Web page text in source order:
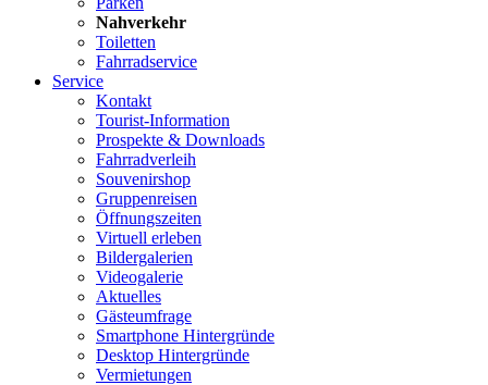
Nahverkehr
Toiletten
Fahrradservice
Service
Kontakt
Tourist-Information
Prospekte & Downloads
Fahrradverleih
Souvenirshop
Gruppenreisen
Öffnungszeiten
Virtuell erleben
Bildergalerien
Videogalerie
Aktuelles
Gästeumfrage
Smartphone Hintergründe
Desktop Hintergründe
Vermietungen